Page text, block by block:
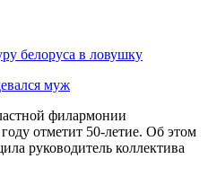
белоруса в ловушку
муж
филармонии
отметит 50-летие. Об этом
руководитель коллектива